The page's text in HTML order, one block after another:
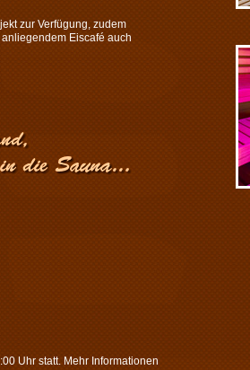
zur Verfügung, zudem
Eiscafé auch
Uhr statt. Mehr Informationen